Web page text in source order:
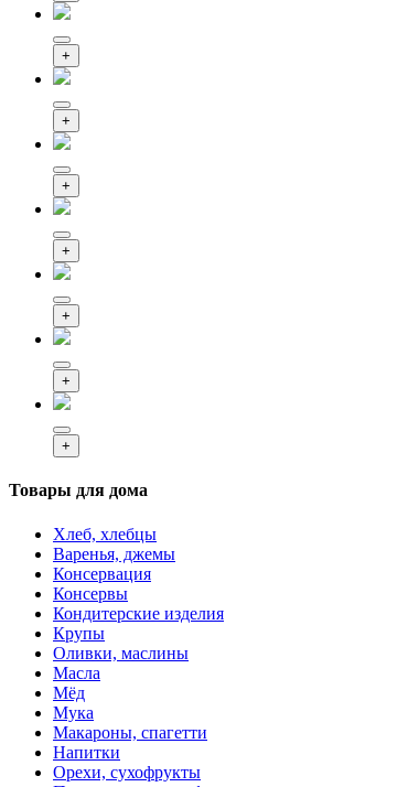
+
+
+
+
+
+
+
Товары для дома
Хлеб, хлебцы
Варенья, джемы
Консервация
Консервы
Кондитерские изделия
Крупы
Оливки, маслины
Масла
Мёд
Мука
Макароны, спагетти
Напитки
Орехи, сухофрукты